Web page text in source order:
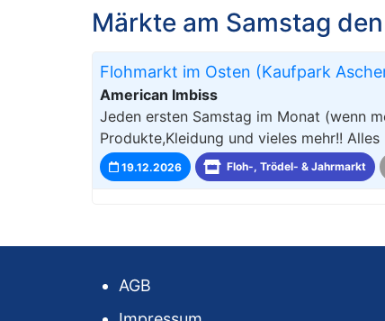
Märkte am Samstag
Flohmarkt im Osten (Kaufpark
American Imbiss
Jeden ersten Samstag im Monat (wenn
Produkte,Kleidung und vieles mehr!!
19.12.2026 Floh-, Trödel- & Jahrmarkt
AGB